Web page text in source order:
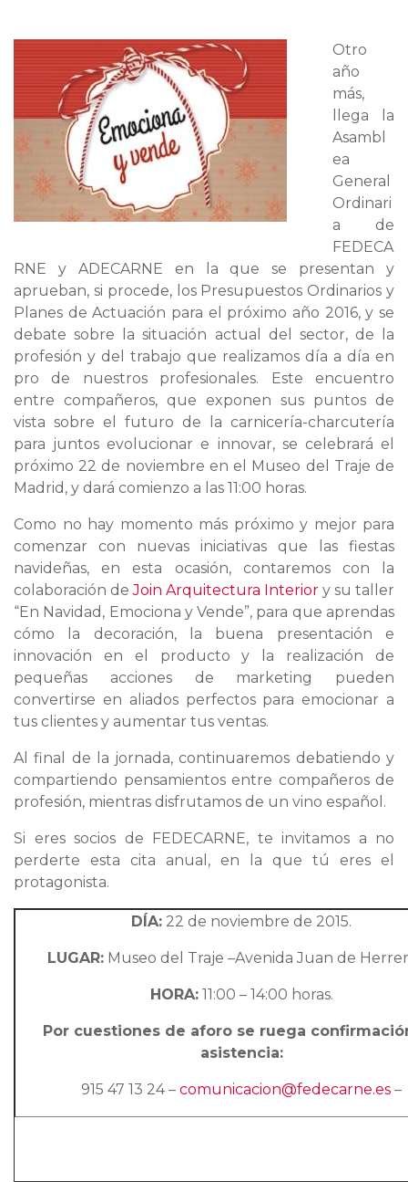
Otro
año
más,
llega la
Asambl
ea
General
Ordinari
a de
FEDECA
RNE y ADECARNE en la que se presentan y
aprueban, si procede, los Presupuestos Ordinarios y
Planes de Actuación para el próximo año 2016, y se
debate sobre la situación actual del sector, de la
profesión y del trabajo que realizamos día a día en
pro de nuestros profesionales. Este encuentro
entre compañeros, que exponen sus puntos de
vista sobre el futuro de la carnicería-charcutería
para juntos evolucionar e innovar, se celebrará el
próximo 22 de noviembre en el Museo del Traje de
Madrid, y dará comienzo a las 11:00 horas.
Como no hay momento más próximo y mejor para
comenzar con nuevas iniciativas que las fiestas
navideñas, en esta ocasión, contaremos con la
colaboración deJoin Arquitectura Interior y su taller
“En Navidad, Emociona y Vende”, para que aprendas
cómo la decoración, la buena presentación e
innovación en el producto y la realización de
pequeñas acciones de marketing pueden
convertirse en aliados perfectos para emocionar a
tus clientes y aumentar tus ventas.
Al final de la jornada, continuaremos debatiendo y
compartiendo pensamientos entre compañeros de
profesión, mientras disfrutamos de un vino español.
Si eres socios de FEDECARNE, te invitamos a no
perderte esta cita anual, en la que tú eres el
protagonista.
DÍA: 22 de noviembre de 2015.
LUGAR:Museo del Traje –Avenida Juan de
HORA:11:00 – 14:00 horas.
Por cuestiones de aforo se ruega
asistencia:
915 47 13 24 – comunicacion@fedecarne.es –